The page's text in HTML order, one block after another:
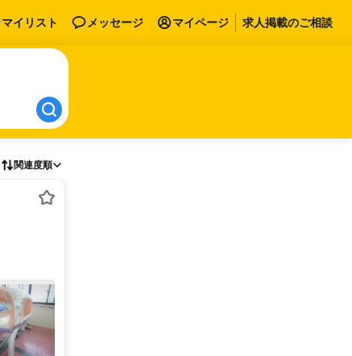
マイリスト メッセージ マイページ 求人掲載のご相談
関連度順